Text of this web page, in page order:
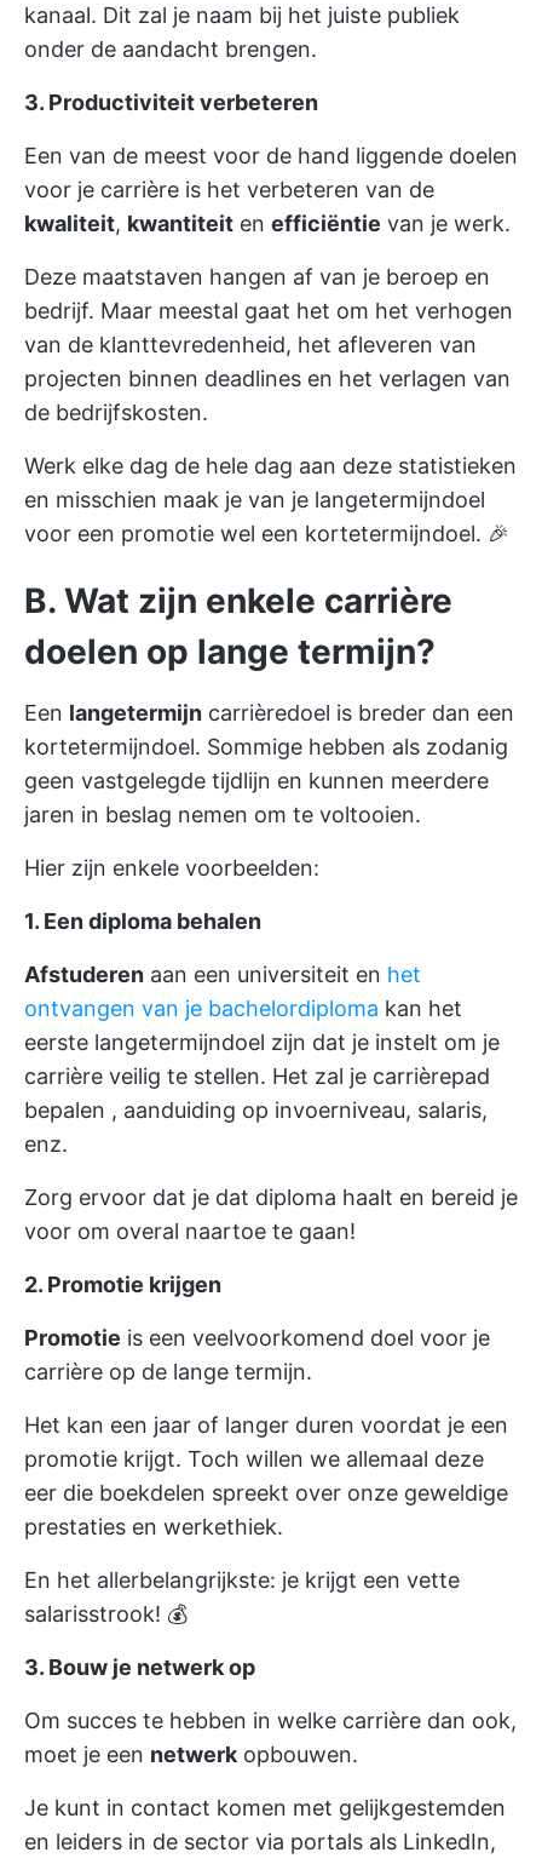
kanaal. Dit zal je naam bij het juiste publiek
onder de aandacht brengen.
3. Productiviteit verbeteren
Een van de meest voor de hand liggende doelen
voor je carrière is het verbeteren van de
kwaliteit, kwantiteit en efficiëntie van je werk.
Deze maatstaven hangen af van je beroep en
bedrijf. Maar meestal gaat het om het verhogen
van de klanttevredenheid, het afleveren van
projecten binnen deadlines en het verlagen van
de bedrijfskosten.
Werk elke dag de hele dag aan deze statistieken
en misschien maak je van je langetermijndoel
voor een promotie wel een kortetermijndoel. 🎉
B. Wat zijn enkele carrière
doelen op lange termijn?
Een langetermijn carrièredoel is breder dan een
kortetermijndoel. Sommige hebben als zodanig
geen vastgelegde tijdlijn en kunnen meerdere
jaren in beslag nemen om te voltooien.
Hier zijn enkele voorbeelden:
1. Een diploma behalen
Afstuderen aan een universiteit en het
ontvangen van je bachelordiploma kan het
eerste langetermijndoel zijn dat je instelt om je
carrière veilig te stellen. Het zal je carrièrepad
bepalen , aanduiding op invoerniveau, salaris,
enz.
Zorg ervoor dat je dat diploma haalt en bereid je
voor om overal naartoe te gaan!
2. Promotie krijgen
Promotie is een veelvoorkomend doel voor je
carrière op de lange termijn.
Het kan een jaar of langer duren voordat je een
promotie krijgt. Toch willen we allemaal deze
eer die boekdelen spreekt over onze geweldige
prestaties en werkethiek.
En het allerbelangrijkste: je krijgt een vette
salarisstrook! 💰
3. Bouw je netwerk op
Om succes te hebben in welke carrière dan ook,
moet je een netwerk opbouwen.
Je kunt in contact komen met gelijkgestemden
en leiders in de sector via portals als LinkedIn,